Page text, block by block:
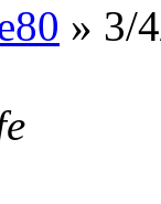
» 3/